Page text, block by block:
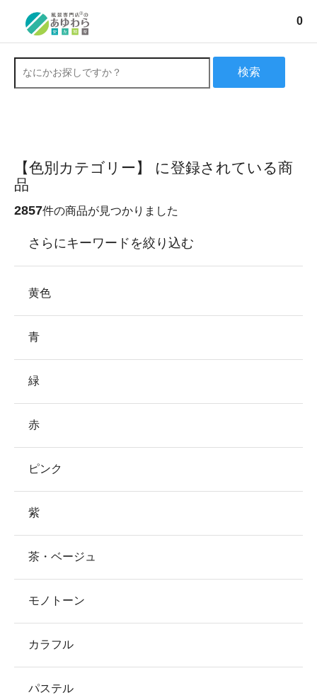
0
検索
【色別カテゴリー】 に登録されている商
品
2857件の商品が見つかりました
さらにキーワードを絞り込む
黄色
青
緑
赤
ピンク
紫
茶・ベージュ
モノトーン
カラフル
パステル